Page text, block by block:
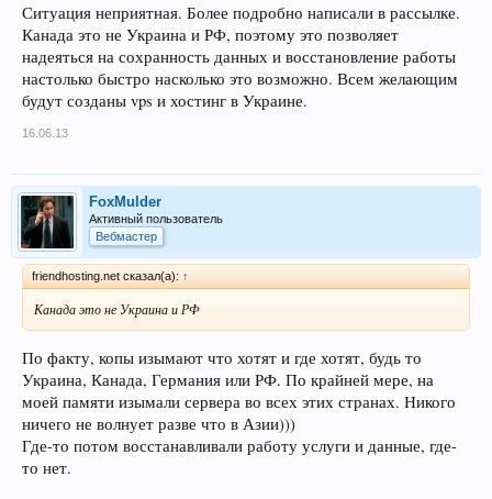
Ситуация неприятная. Более подробно написали в рассылке.
Канада это не Украина и РФ, поэтому это позволяет
надеяться на сохранность данных и восстановление работы
настолько быстро насколько это возможно. Всем желающим
будут созданы vps и хостинг в Украине.
16.06.13
FoxMulder
Активный пользователь
Вебмастер
friendhosting.net сказал(а): ↑
Канада это не Украина и РФ
По факту, копы изымают что хотят и где хотят, будь то
Украина, Канада, Германия или РФ. По крайней мере, на
моей памяти изымали сервера во всех этих странах. Никого
ничего не волнует разве что в Азии)))
Где-то потом восстанавливали работу услуги и данные, где-
то нет.